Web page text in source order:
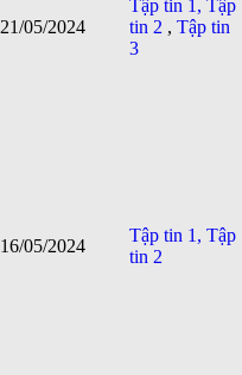
21/05/2024
Tập tin 1, Tập
tin 2 , Tập tin
3
16/05/2024
Tập tin 1, Tập
tin 2